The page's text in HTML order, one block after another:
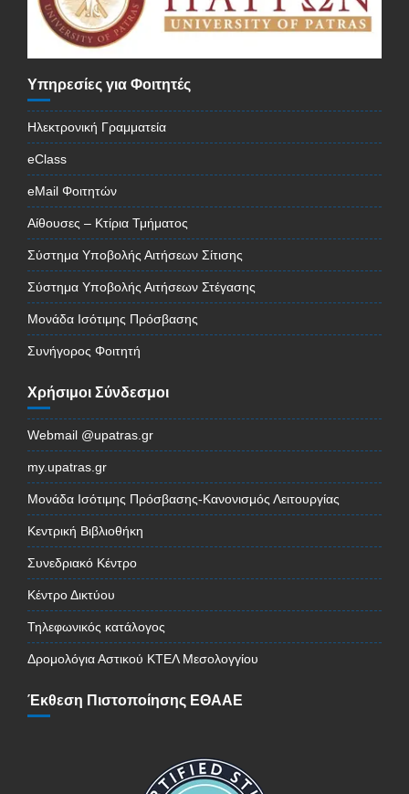
Υπηρεσίες για Φοιτητές
Ηλεκτρονική Γραμματεία
eClass
eMail Φοιτητών
Αίθουσες – Κτίρια Τμήματος
Σύστημα Υποβολής Αιτήσεων Σίτισης
Σύστημα Υποβολής Αιτήσεων Στέγασης
Μονάδα Ισότιμης Πρόσβασης
Συνήγορος Φοιτητή
Χρήσιμοι Σύνδεσμοι
Webmail @upatras.gr
my.upatras.gr
Μονάδα Ισότιμης Πρόσβασης-Κανονισμός Λειτουργίας
Κεντρική Βιβλιοθήκη
Συνεδριακό Κέντρο
Κέντρο Δικτύου
Τηλεφωνικός κατάλογος
Δρομολόγια Αστικού ΚΤΕΛ Μεσολογγίου
Έκθεση Πιστοποίησης ΕΘΑΑΕ